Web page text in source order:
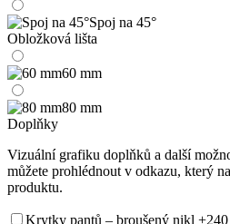
Spoj na 45°
Obložková lišta
60 mm
80 mm
Doplňky
Vizuální grafiku doplňků a další
můžete prohlédnout v odkazu, který
produktu.
Krytky pantů – broušený nikl